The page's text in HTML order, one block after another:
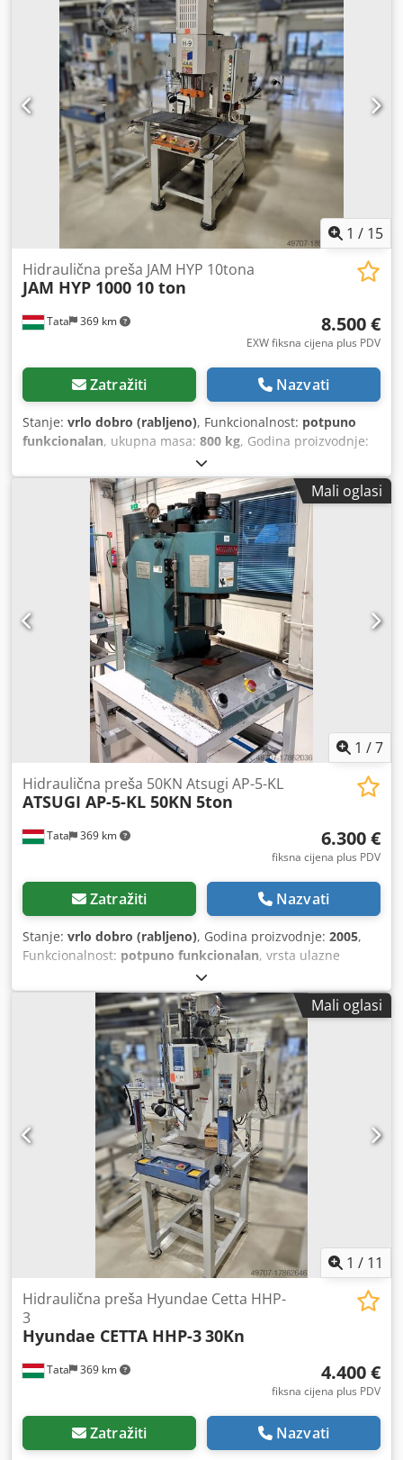
visina: 250 mm Otvorena dubina: 150 mm Veličina stola:
450x320mm Specifikacija motora 3 faze AC200V 4P 1.5kW
Rad s dvije ruke. mobilni radni stol Radno ulje/količina
Daphni Hydraulic 46/6L Ukupna težina (kg) 200 Veličina
tijela Visina (mm) 987 Širina (mm) 505 Chodpfx
Abjvbdyfeija Dubina (mm) 735
1 / 15
Tata 369 km
Hidraulična preša JAM HYP 10tona
JAM HYP 1000 10 ton
8.500 €
EXW fiksna cijena plus PDV
Zatražiti Nazvati
Stanje: vrlo dobro (rabljeno), Funkcionalnost: potpuno
funkcionalan, ukupna masa: 800 kg, Godina proizvodnje:
, radna brzina:
klipa:200 mm, duljina stola:440 mm, širina stola:430
, vrsta ulazne struje: Klima uređaj, Oprema:
sigurnosna svjetlosna zavjesa, Prodajem hidraulicnu
presu od 10 tona J.A.M “Japan” u odlicnom stanju.
Proizvođač JAM Model HYP-1000 Godina modela 1995
Nosivost 98 kN (10 t) Duljina hoda 200 mm Otvorena visina:
395 mm Veličina stola 440 × 430 mm Probušena rupa φ32 ×
60L mm Brzina prilaza na ram: 260 mm/s Brzina pritiska
nabijanja: 19 mm/s Povratna brzina klipa: 219 mm/s Sa
svijetlim sigurnosnim značajkama Rad s dvije ruke. Napon
3-fazni 200 V 1,5 kW Težina tijela tiska: 800 kg Pogonsko
ulje: 43 litre Visina (mm) 1395 Širina (mm) 700 Cedpfx
Abewcqc Usioha Dubina (mm) 1170
Mali oglasi
1 /7
Tata 369 km
Hidraulična preša 50KN Atsugi AP-5-KL
ATSUGI AP-5-KL 50KN 5ton
6.300 €
fiksna cijena plus PDV
Zatražiti Nazvati
Stanje: vrlo dobro (rabljeno), Godina proizvodnje: 2005,
Funkcionalnost: potpuno funkcionalan, vrsta ulazne
, pritiskna sila:5 t
širina stola:450 mm, duljina stola:320 mm, dubina grla:
, kapacitet spremnika za ulje:9 l, ukupna masa:
, Hidraulična preša Atsugi AP-5-KL Raspon nosivosti:
20-50 (kN) Hod (mm): 150 Brzina spuštanja (brzina prilaza:
350 (mm/s)) Brzina rada (slaba brzina pod pritiskom): 36
mm/s Chsdjvbdpyjpfx Abioa Brzina ubrzanja 250 (mm/s)
Spremno za rad Površina Otvorena visina: 250 mm
Otvorena dubina: 180 mm Veličina stola: 450x50 mm
Specifikacija motora 3 faze AC200V 4P 1.5kW Rad s dvije
ruke. mobilni radni stol Radno ulje/količina Daphni
Hydraulic 46/9L Ukupna težina (kg) 270 Veličina tijela Visina
(mm) 986 Širina (mm) 485 Dubina (mm) 920
Mali oglasi
1 / 11
Tata 369 km
Hidraulična preša Hyundae Cetta HHP-
3
Hyundae CETTA HHP-330Kn
4.400 €
fiksna cijena plus PDV
Zatražiti Nazvati